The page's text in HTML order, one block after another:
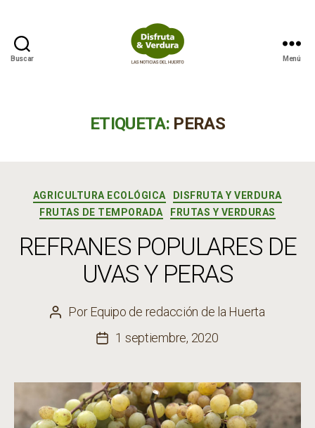
Buscar Menú
ETIQUETA: PERAS
Categorías
AGRICULTURA ECOLÓGICA
DISFRUTA Y VERDURA
FRUTAS DE TEMPORADA
FRUTAS Y VERDURAS
REFRANES POPULARES DE
UVAS Y PERAS
Autor
PorEquipo de redacción de la Huerta
Fecha
entrada
1 septiembre, 2020